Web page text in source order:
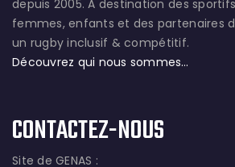
depuis 2005. A destination des
femmes, enfants et des partenaires
un rugby inclusif & compétitif.
Découvrez qui nous sommes…
CONTACTEZ-NOUS
Site de GENAS :